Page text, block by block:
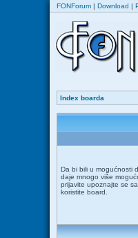
FONForum | Download |
Index boarda
Da bi bili u mogućnosti
daje mnogo više
prijavite upoznajte se
koristite board.